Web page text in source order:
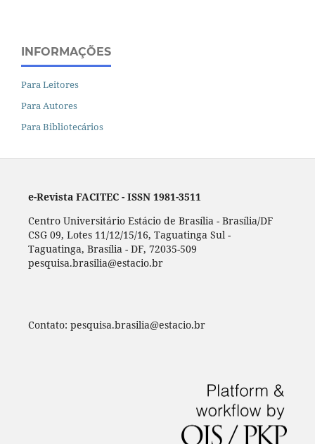
INFORMAÇÕES
Para Leitores
Para Autores
Para Bibliotecários
e-Revista FACITEC - ISSN 1981-3511
Centro Universitário Estácio de Brasília - Brasília/DF
CSG 09, Lotes 11/12/15/16, Taguatinga Sul -
Taguatinga, Brasília - DF, 72035-509
pesquisa.brasilia@estacio.br
Contato: pesquisa.brasilia@estacio.br